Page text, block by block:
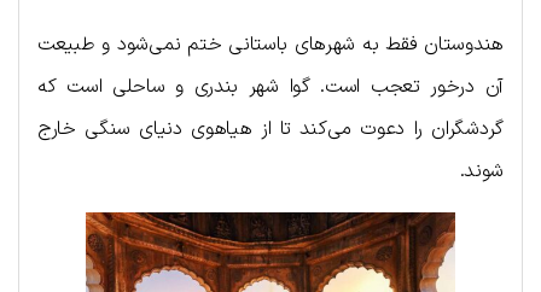
هندوستان فقط به شهرهای باستانی ختم نمی‌شود و طبیعت
آن درخور تعجب است. گوا شهر بندری و ساحلی است که
گردشگران را دعوت می‌کند تا از هیاهوی دنیای سنگی خارج
شوند.